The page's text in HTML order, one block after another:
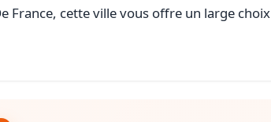
France, cette ville vous offre un large choix